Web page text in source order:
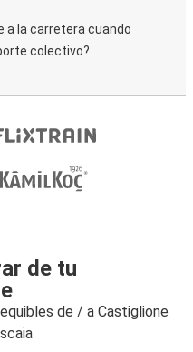
a la carretera cuando
colectivo?
de tu
de / a Castiglione